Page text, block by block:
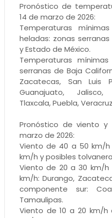
Pronóstico de
14 de marzo de 2026:
Temperaturas
heladas: zonas
y Estado de México.
Temperaturas
serranas de Baja
Zacatecas, San Luis
Guanajuato, Jalisco,
Tlaxcala, Puebla,
Pronóstico de viento
marzo de 2026:
Viento de 40 a 50 km/
km/h y posibles
Viento de 20 a 30 km/
km/h: Durango,
componente sur:
Tamaulipas.
Viento de 10 a 20 km/